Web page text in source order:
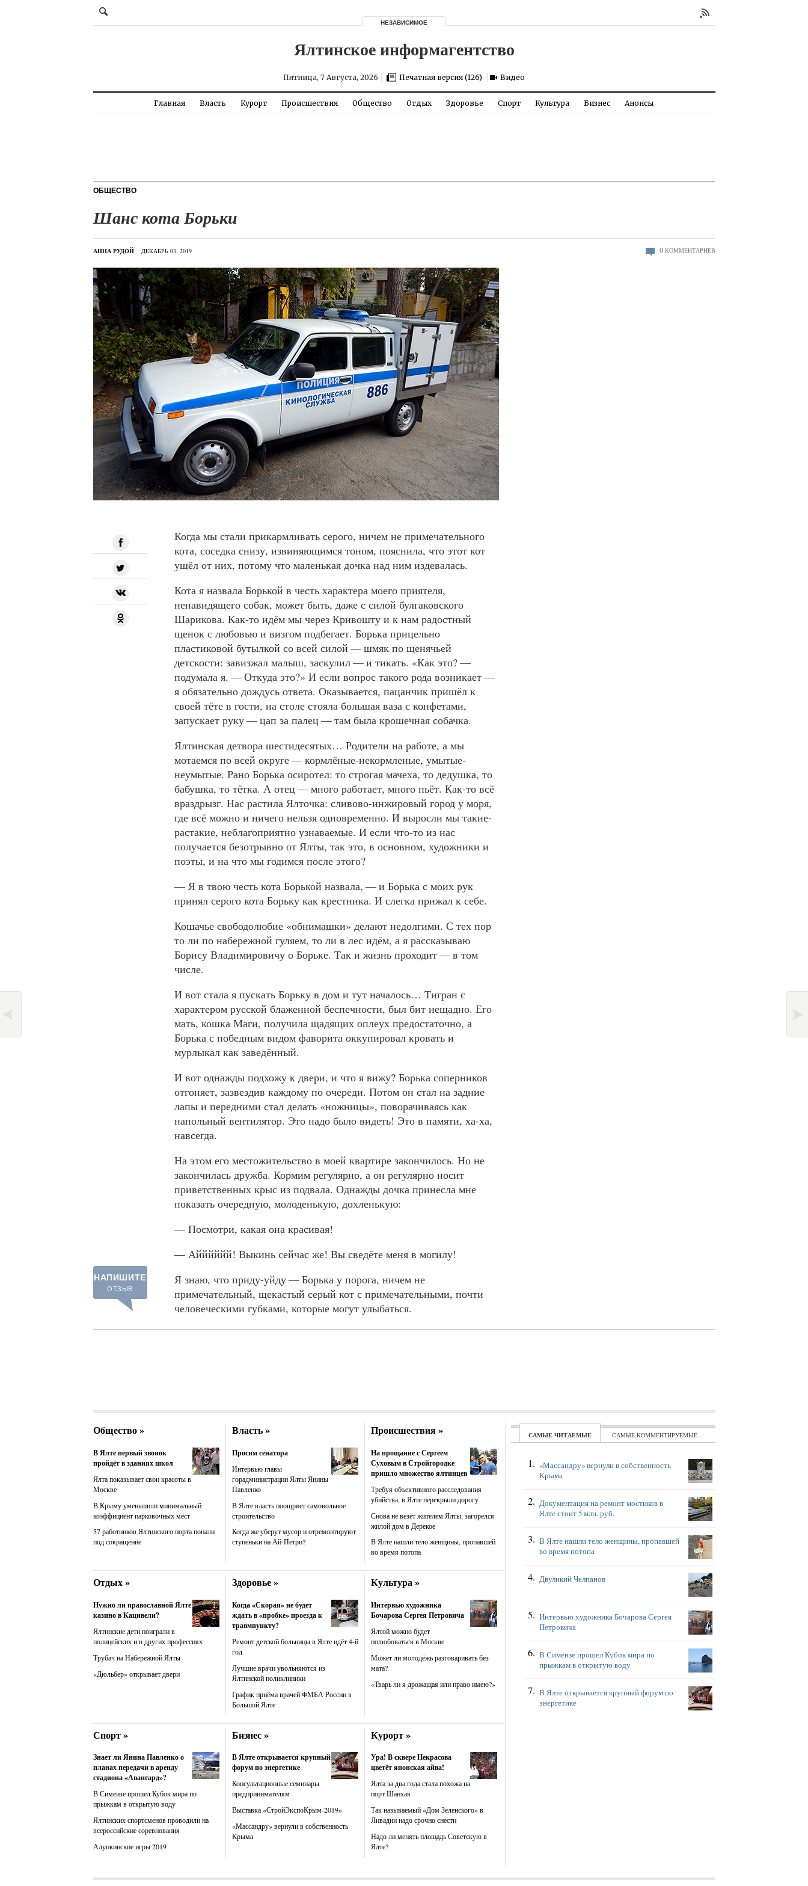
НЕЗАВИСИМОЕ
Пятница, 7 Августа, 2026 Печатная версия (126) Видео
Главная Власть Курорт Происшествия Общество Отдых Здоровье Спорт Культура Бизнес Анонсы
ОБЩЕСТВО
Шанс кота Борьки
АННА РУДОЙ ДЕКАБРЬ 03, 2019 0 КОММЕНТАРИЕВ
Когда мы стали прикармливать серого, ничем не примечательного
кота, соседка снизу, извиняющимся тоном, пояснила, что этот кот
ушёл от них, потому что маленькая дочка над ним издевалась.
Кота я назвала Борькой в честь характера моего приятеля,
ненавидящего собак, может быть, даже с силой булгаковского
Шарикова. Как-то идём мы через Кривошту и к нам радостный
щенок с любовью и визгом подбегает. Борька прицельно
пластиковой бутылкой со всей силой — шмяк по щенячьей
детскости: завизжал малыш, заскулил — и тикать. «Как это? —
подумала я. — Откуда это?» И если вопрос такого рода возникает —
я обязательно дождусь ответа. Оказывается, пацанчик пришёл к
своей тёте в гости, на столе стояла большая ваза с конфетами,
запускает руку — цап за палец — там была крошечная собачка.
Ялтинская детвора шестидесятых… Родители на работе, а мы
мотаемся по всей округе — кормлёные-некормленые, умытые-
неумытые. Рано Борька осиротел: то строгая мачеха, то дедушка, то
бабушка, то тётка. А отец — много работает, много пьёт. Как-то всё
враздрызг. Нас растила Ялточка: сливово-инжировый город у моря,
где всё можно и ничего нельзя одновременно. И выросли мы такие-
растакие, неблагоприятно узнаваемые. И если что-то из нас
получается безотрывно от Ялты, так это, в основном, художники и
поэты, и на что мы годимся после этого?
— Я в твою честь кота Борькой назвала, — и Борька с моих рук
принял серого кота Борьку как крестника. И слегка прижал к себе.
Кошачье свободолюбие «обнимашки» делают недолгими. С тех пор
то ли по набережной гуляем, то ли в лес идём, а я рассказываю
Борису Владимировичу о Борьке. Так и жизнь проходит — в том
числе.
И вот стала я пускать Борьку в дом и тут началось… Тигран с
характером русской блаженной беспечности, был бит нещадно. Его
мать, кошка Маги, получила щадящих оплеух предостаточно, а
Борька с победным видом фаворита оккупировал кровать и
мурлыкал как заведённый.
И вот однажды подхожу к двери, и что я вижу? Борька соперников
отгоняет, зазвездив каждому по очереди. Потом он стал на задние
лапы и передними стал делать «ножницы», поворачиваясь как
напольный вентилятор. Это надо было видеть! Это в памяти, ха-ха,
навсегда.
На этом его местожительство в моей квартире закончилось. Но не
закончилась дружба. Кормим регулярно, а он регулярно носит
приветственных крыс из подвала. Однажды дочка принесла мне
показать очередную, молоденькую, дохленькую:
— Посмотри, какая она красивая!
— Айййййй! Выкинь сейчас же! Вы сведёте меня в могилу!
Я знаю, что приду-уйду — Борька у порога, ничем не
примечательный, щекастый серый кот с примечательными, почти
человеческими губками, которые могут улыбаться.
НАПИШИТЕ
ОТЗЫВ
Общество »
В Ялте первый звонок
пройдёт в зданиях школ
Ялта показывает свои красоты в
Москве
В Крыму уменьшили минимальный
коэффициент парковочных мест
57 работников Ялтинского порта попали
под сокращение
Власть »
Просим сенатора
Интервью главы
горадминистрации Ялты Янины
Павленко
В Ялте власть поощряет самовольное
строительство
Когда же уберут мусор и отремонтируют
ступеньки на Ай-Петри?
Происшествия »
На прощание с Сергеем
Суховым в Стройгородке
пришло множество ялтинцев
Требуя объективного расследования
убийства, в Ялте перекрыли дорогу
Снова не везёт жителем Ялты: загорелся
жилой дом в Дерекое
В Ялте нашли тело женщины, пропавшей
во время потопа
Отдых »
Нужно ли православной Ялте
казино в Кацивели?
Ялтинские дети поиграли в
полицейских и в других профессиях
Трубач на Набережной Ялты
«Дюльбер» открывает двери
Здоровье »
Когда «Скорая» не будет
ждать в «пробке» проезда к
травмпункту?
Ремонт детской больницы в Ялте идёт 4-й
год
Лучшие врачи увольняются из
Ялтинской поликлиники
График приёма врачей ФМБА России в
Большой Ялте
Культура »
Интервью художника
Бочарова Сергея Петровича
Ялтой можно будет
полюбоваться в Москве
Может ли молодёжь разговаривать без
мата?
«Тварь ли я дрожащая или право имею?»
Спорт »
Знает ли Янина Павленко о
планах передачи в аренду
стадиона «Авангард»?
В Симеизе прошел Кубок мира по
прыжкам в открытую воду
Ялтинских спортсменов проводили на
всероссийские соревнования
Алупкинские игры 2019
Бизнес »
В Ялте открывается крупный
форум по энергетике
Консультационные семинары
предпринимателям
Выставка «СтройЭкспоКрым-2019»
«Массандру» вернули в собственность
Крыма
Курорт »
Ура! В сквере Некрасова
цветёт японская айва!
Ялта за два года стала похожа на
порт Шанхая
Так называемый «Дом Зеленского» в
Ливадии надо срочно снести
Надо ли менять площадь Советскую в
Ялте?
ЧИТАЕМЫЕ КОММЕНТИРУЕМЫЕ
«Массандру» вернули в собственность
Крыма
Документация на ремонт мостиков в
Ялте стоит 5 млн. руб.
В Ялте нашли тело женщины, пропавшей
во время потопа
Двуликий Челпанов
Интервью художника Бочарова Сергея
Петровича
В Симеизе прошел Кубок мира по
прыжкам в открытую воду
В Ялте открывается крупный форум по
энергетике